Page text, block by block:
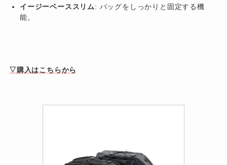
イージーベーススリム: バッグをしっかりと固定する機
能。
▽購入はこちらから